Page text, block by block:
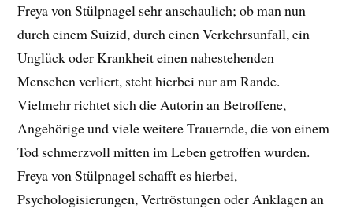
Freya von Stülpnagel sehr anschaulich; ob man nun
durch einem Suizid, durch einen Verkehrsunfall, ein
Unglück oder Krankheit einen nahestehenden
Menschen verliert, steht hierbei nur am Rande.
Vielmehr richtet sich die Autorin an Betroffene,
Angehörige und viele weitere Trauernde, die von einem
Tod schmerzvoll mitten im Leben getroffen wurden.
Freya von Stülpnagel schafft es hierbei,
Psychologisierungen, Vertröstungen oder Anklagen an